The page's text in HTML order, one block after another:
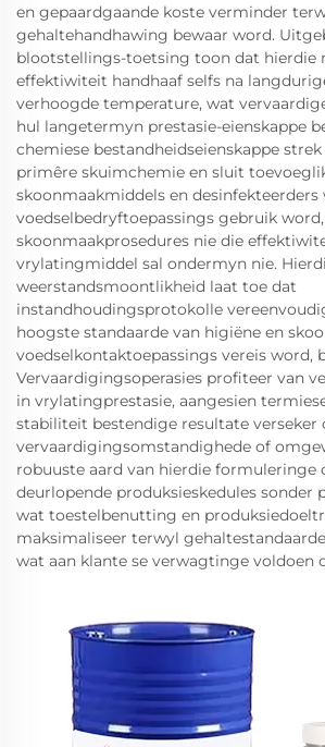
en gepaardgaande koste verminder
gehaltehandhawing bewaar word.
blootstellings-toetsing toon dat hierdie
effektiwiteit handhaaf selfs na
verhoogde temperature, wat
hul langetermyn prestasie-eienskappe
chemiese bestandheidseienskappe
primêre skuimchemie en sluit
skoonmaakmiddels en desinfekteerders
voedselbedryftoepassings gebruik
skoonmaakprosedures nie die
vrylatingmiddel sal ondermyn nie.
weerstandsmoontlikheid laat toe dat
instandhoudingsprotokolle
hoogste standaarde van higiëne en
voedselkontaktoepassings vereis word,
Vervaardigingsoperasies profiteer van
in vrylatingprestasie, aangesien
stabiliteit bestendige resultate verseker
vervaardigingsomstandighede of
robuuste aard van hierdie formuleringe
deurlopende produksieskedules sonder
wat toestelbenutting en
maksimaliseer terwyl
wat aan klante se verwagtinge voldoen